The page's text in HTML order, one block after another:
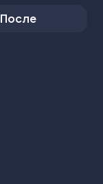
После